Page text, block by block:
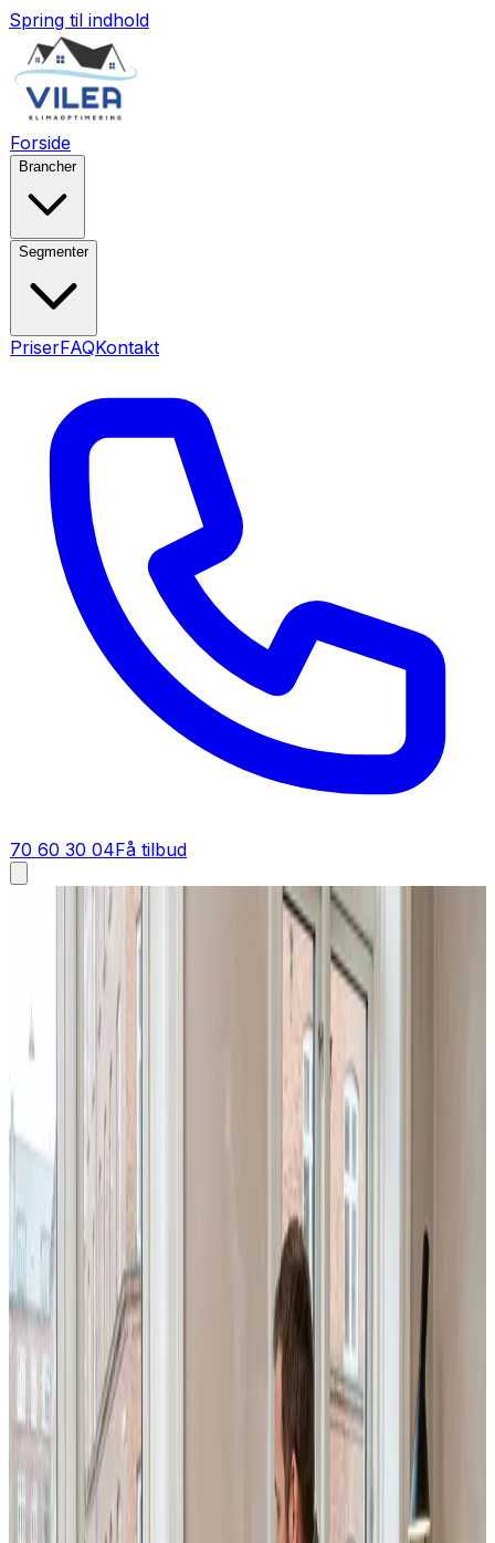
Spring til indhold
Forside
Brancher
Segmenter
PriserFAQKontakt
70 60 30 04Få tilbud
Industriventilation i
Industriventilation i Korsør
Har du brug for procesudsugning eller hal-ventilation i
Korsør? Vores ingeniører og montører løser opgaver i
produktion, værksteder og lagerbygninger — robuste
anlæg der holder til daglig drift.